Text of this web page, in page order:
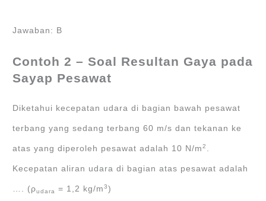
Jawaban: B
Contoh 2 – Soal Resultan Gaya pada
Sayap Pesawat
Diketahui kecepatan udara di bagian bawah pesawat
terbang yang sedang terbang 60 m/s dan tekanan ke
atas yang diperoleh pesawat adalah 10 N/m2 .
Kecepatan aliran udara di bagian atas pesawat adalah
…. (ρudara = 1,2 kg/m3)